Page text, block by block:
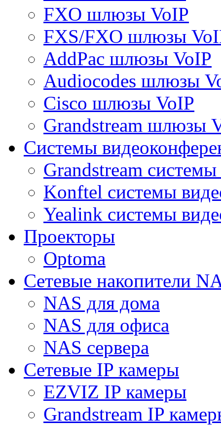
FXO шлюзы VoIP
FXS/FXO шлюзы
AddPac шлюзы VoIP
Audiocodes шлюзы
Cisco шлюзы VoIP
Grandstream шлюзы
Системы
Grandstream
Konftel системы
Yealink системы
Проекторы
Optoma
Сетевые накопители
NAS для дома
NAS для офиса
NAS сервера
Сетевые IP камеры
EZVIZ IP камеры
Grandstream IP